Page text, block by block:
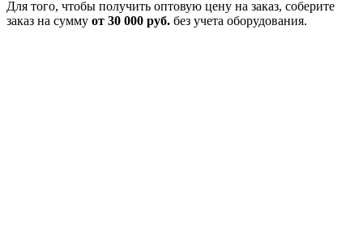
Для того, чтобы получить оптовую цену на заказ, соберите
заказ на сумму от 30 000 руб. без учета оборудования.